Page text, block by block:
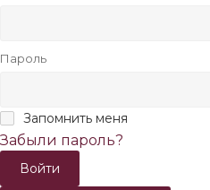
Пароль
Запомнить меня
Забыли пароль?